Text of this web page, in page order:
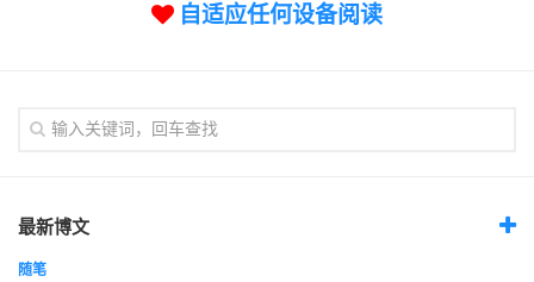
友情链接
自适应任何设备阅读
最新博文
随笔